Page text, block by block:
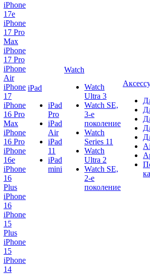
iPhone
17e
iPhone
17 Pro
Max
iPhone
17 Pro
iPhone
Air
iPhone
17
iPhone
16 Pro
Max
iPhone
16 Pro
iPhone
16e
iPhone
16
Plus
iPhone
16
iPhone
15
Plus
iPhone
15
iPhone
14
iPad
iPad
Pro
iPad
Air
iPad
11
iPad
mini
Watch
Watch
Ultra 3
Watch SE,
3-е
поколение
Watch
Series 11
Watch
Ultra 2
Watch SE,
2-е
поколение